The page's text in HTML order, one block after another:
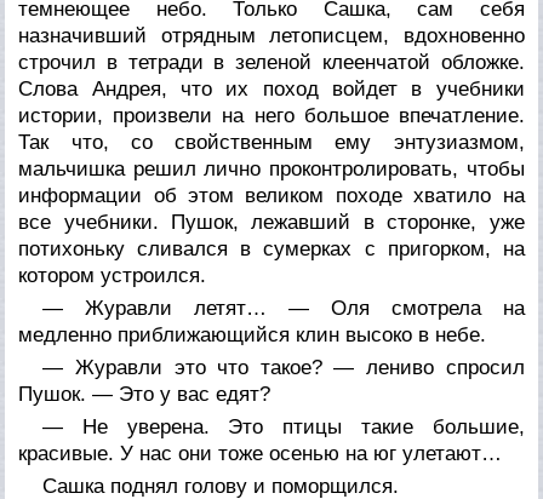
темнеющее небо. Только Сашка, сам себя
назначивший отрядным летописцем, вдохновенно
строчил в тетради в зеленой клеенчатой обложке.
Слова Андрея, что их поход войдет в учебники
истории, произвели на него большое впечатление.
Так что, со свойственным ему энтузиазмом,
мальчишка решил лично проконтролировать, чтобы
информации об этом великом походе хватило на
все учебники. Пушок, лежавший в сторонке, уже
потихоньку сливался в сумерках с пригорком, на
котором устроился.
— Журавли летят… — Оля смотрела на
медленно приближающийся клин высоко в небе.
— Журавли это что такое? — лениво спросил
Пушок. — Это у вас едят?
— Не уверена. Это птицы такие большие,
красивые. У нас они тоже осенью на юг улетают…
Сашка поднял голову и поморщился.